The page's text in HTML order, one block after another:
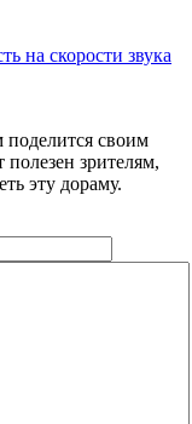
на скорости звука
своим
зрителям,
эту дораму.